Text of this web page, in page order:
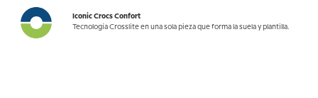
Iconic Crocs Confort
Tecnología Crosslite en una sola pieza que forma la suela y plantilla.